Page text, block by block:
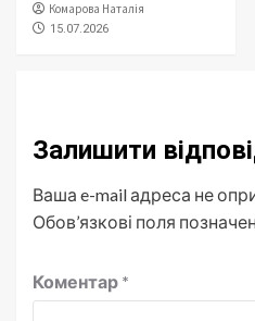
Комарова Наталія
15.07.2026
Залишити
Ваша e-mail адреса не
Обов’язкові поля
Коментар *